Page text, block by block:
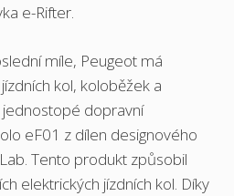
e-Rifter.
míle, Peugeot má
kol, koloběžek a
dopravní
eF01 z dílen designového
Tento produkt způsobil
elektrických jízdních kol. Díky